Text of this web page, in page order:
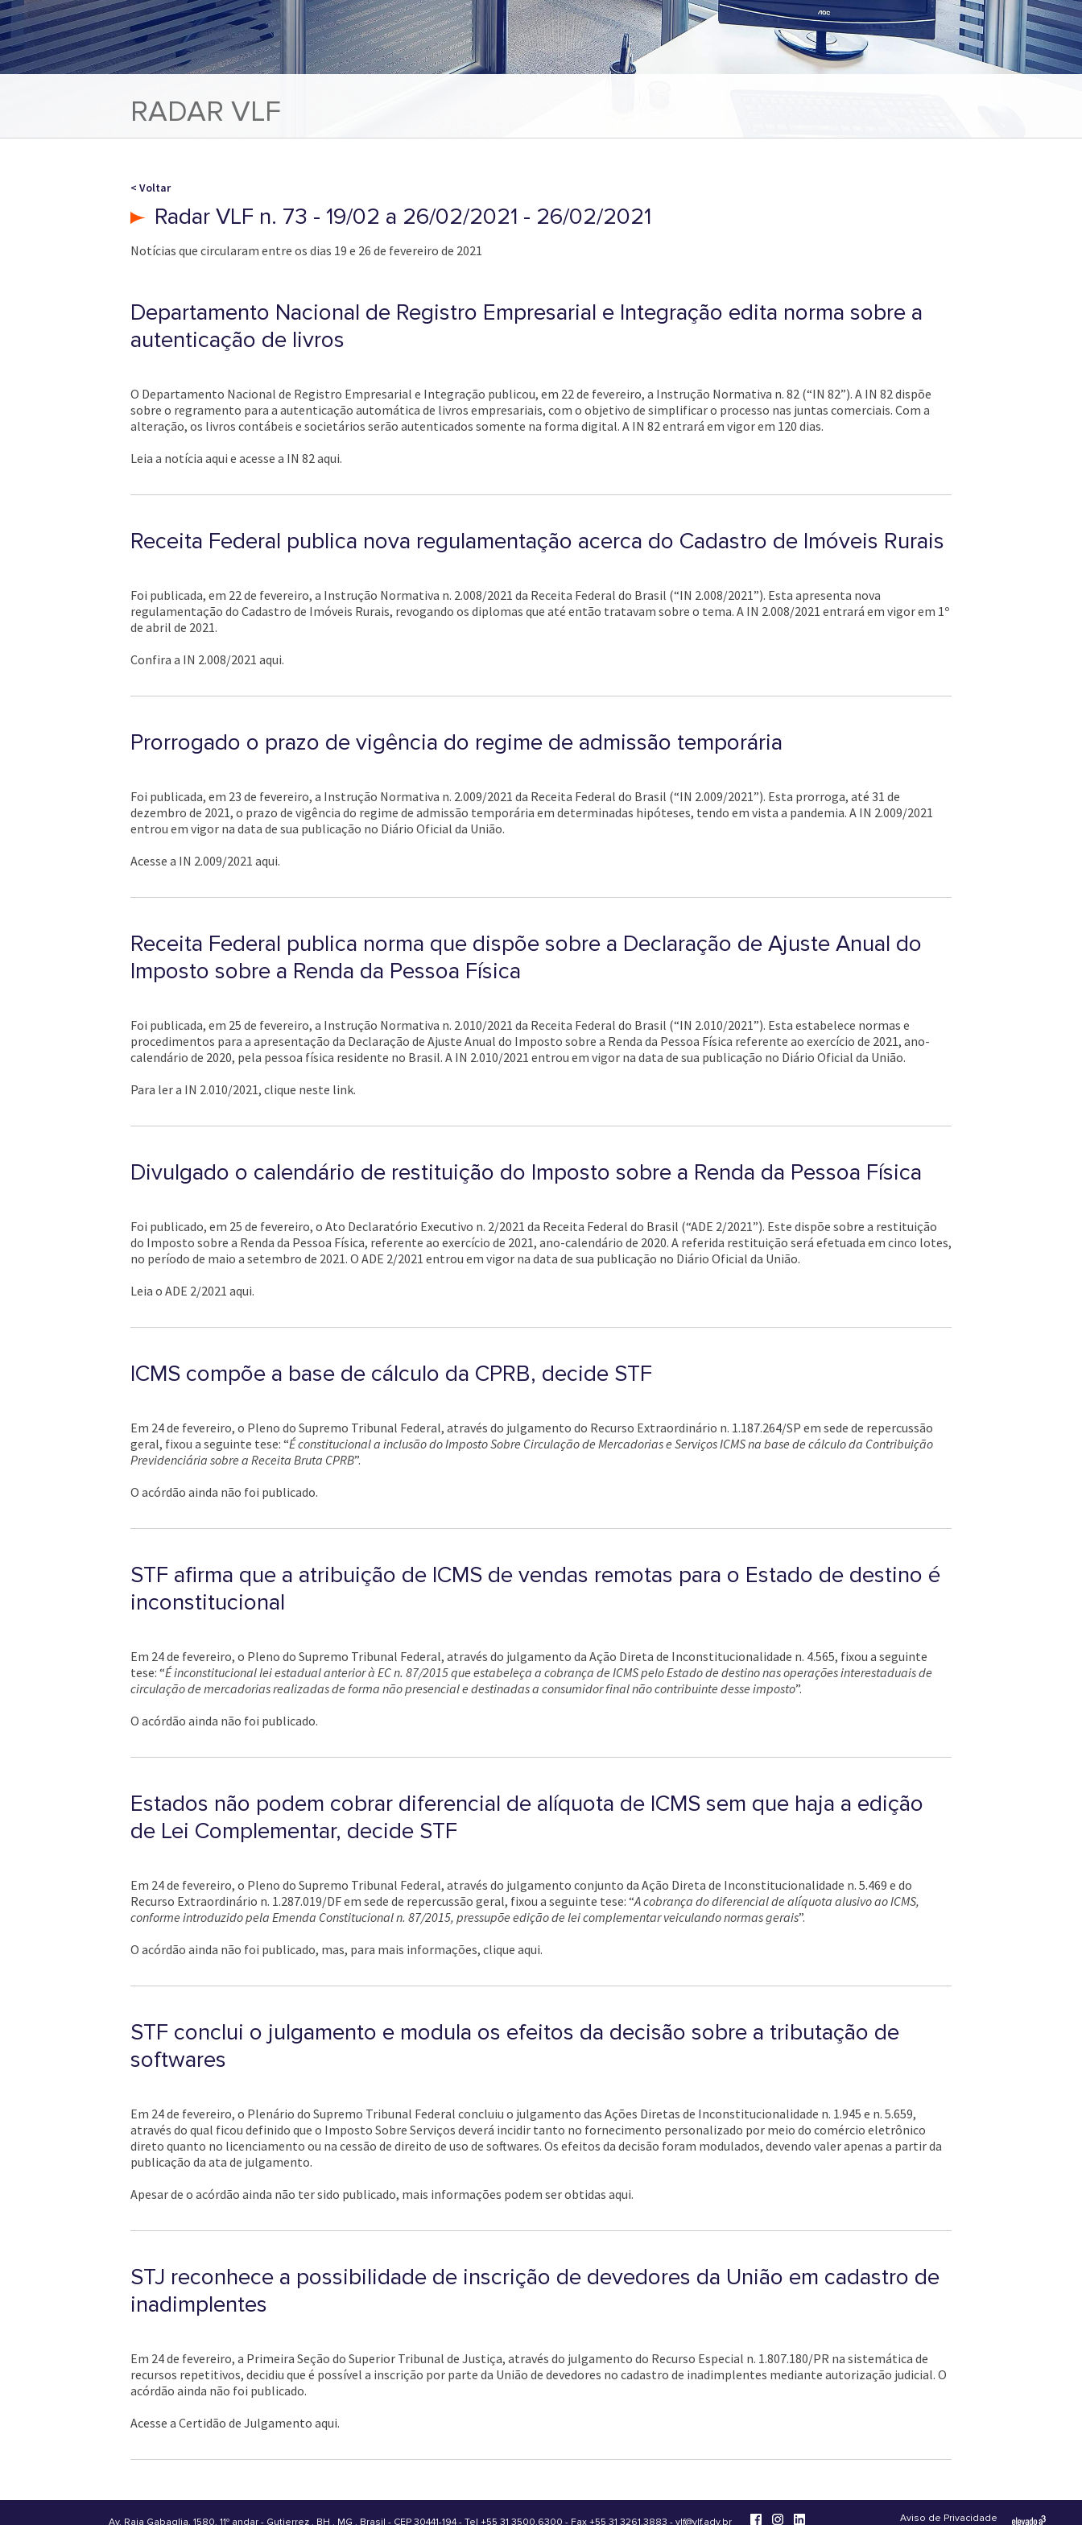
RADAR VLF
< Voltar
Radar VLF n. 73 - 19/02 a 26/02/2021 - 26/02/2021
Notícias que circularam entre os dias 19 e 26 de fevereiro de 2021
Departamento Nacional de Registro Empresarial e Integração edita norma sobre a
autenticação de livros
O Departamento Nacional de Registro Empresarial e Integração publicou, em 22 de fevereiro, a Instrução Normativa n. 82 (“IN 82”). A IN 82 dispõe
sobre o regramento para a autenticação automática de livros empresariais, com o objetivo de simplificar o processo nas juntas comerciais. Com a
alteração, os livros contábeis e societários serão autenticados somente na forma digital. A IN 82 entrará em vigor em 120 dias.
Leia a notícia aqui e acesse a IN 82 aqui.
Receita Federal publica nova regulamentação acerca do Cadastro de Imóveis Rurais
Foi publicada, em 22 de fevereiro, a Instrução Normativa n. 2.008/2021 da Receita Federal do Brasil (“IN 2.008/2021”). Esta apresenta nova
regulamentação do Cadastro de Imóveis Rurais, revogando os diplomas que até então tratavam sobre o tema. A IN 2.008/2021 entrará em vigor em 1º
de abril de 2021.
Confira a IN 2.008/2021 aqui.
Prorrogado o prazo de vigência do regime de admissão temporária
Foi publicada, em 23 de fevereiro, a Instrução Normativa n. 2.009/2021 da Receita Federal do Brasil (“IN 2.009/2021”). Esta prorroga, até 31 de
dezembro de 2021, o prazo de vigência do regime de admissão temporária em determinadas hipóteses, tendo em vista a pandemia. A IN 2.009/2021
entrou em vigor na data de sua publicação no Diário Oficial da União.
Acesse a IN 2.009/2021 aqui.
Receita Federal publica norma que dispõe sobre a Declaração de Ajuste Anual do
Imposto sobre a Renda da Pessoa Física
Foi publicada, em 25 de fevereiro, a Instrução Normativa n. 2.010/2021 da Receita Federal do Brasil (“IN 2.010/2021”). Esta estabelece normas e
procedimentos para a apresentação da Declaração de Ajuste Anual do Imposto sobre a Renda da Pessoa Física referente ao exercício de 2021, ano-
calendário de 2020, pela pessoa física residente no Brasil. A IN 2.010/2021 entrou em vigor na data de sua publicação no Diário Oficial da União.
Para ler a IN 2.010/2021, clique neste link.
Divulgado o calendário de restituição do Imposto sobre a Renda da Pessoa Física
Foi publicado, em 25 de fevereiro, o Ato Declaratório Executivo n. 2/2021 da Receita Federal do Brasil (“ADE 2/2021”). Este dispõe sobre a restituição
do Imposto sobre a Renda da Pessoa Física, referente ao exercício de 2021, ano-calendário de 2020. A referida restituição será efetuada em cinco lotes,
no período de maio a setembro de 2021. O ADE 2/2021 entrou em vigor na data de sua publicação no Diário Oficial da União.
Leia o ADE 2/2021 aqui.
ICMS compõe a base de cálculo da CPRB, decide STF
Em 24 de fevereiro, o Pleno do Supremo Tribunal Federal, através do julgamento do Recurso Extraordinário n. 1.187.264/SP em sede de repercussão
geral, fixou a seguinte tese: “É constitucional a inclusão do Imposto Sobre Circulação de Mercadorias e Serviços ICMS na base de cálculo da Contribuição
Previdenciária sobre a Receita Bruta CPRB”.
O acórdão ainda não foi publicado.
STF afirma que a atribuição de ICMS de vendas remotas para o Estado de destino é
inconstitucional
Em 24 de fevereiro, o Pleno do Supremo Tribunal Federal, através do julgamento da Ação Direta de Inconstitucionalidade n. 4.565, fixou a seguinte
tese: “É inconstitucional lei estadual anterior à EC n. 87/2015 que estabeleça a cobrança de ICMS pelo Estado de destino nas operações interestaduais de
circulação de mercadorias realizadas de forma não presencial e destinadas a consumidor final não contribuinte desse imposto”.
O acórdão ainda não foi publicado.
Estados não podem cobrar diferencial de alíquota de ICMS sem que haja a edição
de Lei Complementar, decide STF
Em 24 de fevereiro, o Pleno do Supremo Tribunal Federal, através do julgamento conjunto da Ação Direta de Inconstitucionalidade n. 5.469 e do
Recurso Extraordinário n. 1.287.019/DF em sede de repercussão geral, fixou a seguinte tese: “A cobrança do diferencial de alíquota alusivo ao ICMS,
conforme introduzido pela Emenda Constitucional n. 87/2015, pressupõe edição de lei complementar veiculando normas gerais”.
O acórdão ainda não foi publicado, mas, para mais informações, clique aqui.
STF conclui o julgamento e modula os efeitos da decisão sobre a tributação de
softwares
Em 24 de fevereiro, o Plenário do Supremo Tribunal Federal concluiu o julgamento das Ações Diretas de Inconstitucionalidade n. 1.945 e n. 5.659,
através do qual ficou definido que o Imposto Sobre Serviços deverá incidir tanto no fornecimento personalizado por meio do comércio eletrônico
direto quanto no licenciamento ou na cessão de direito de uso de softwares. Os efeitos da decisão foram modulados, devendo valer apenas a partir da
publicação da ata de julgamento.
Apesar de o acórdão ainda não ter sido publicado, mais informações podem ser obtidas aqui.
STJ reconhece a possibilidade de inscrição de devedores da União em cadastro de
inadimplentes
Em 24 de fevereiro, a Primeira Seção do Superior Tribunal de Justiça, através do julgamento do Recurso Especial n. 1.807.180/PR na sistemática de
recursos repetitivos, decidiu que é possível a inscrição por parte da União de devedores no cadastro de inadimplentes mediante autorização judicial. O
acórdão ainda não foi publicado.
Acesse a Certidão de Julgamento aqui.
Av. Raja Gabaglia, 1580, 11º andar - Gutierrez . BH . MG . Brasil - CEP 30441-194 - Tel +55 31 3500.6300 - Fax +55 31 3261.3883 - vlf@vlf.adv.br Aviso de Privacidade